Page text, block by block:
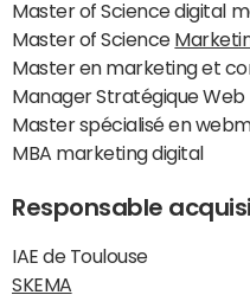
Master of Science digital
Master of Science
Master en marketing et
Manager Stratégique Web
Master spécialisé en
MBA marketing digital
Responsable
IAE de Toulouse
SKEMA